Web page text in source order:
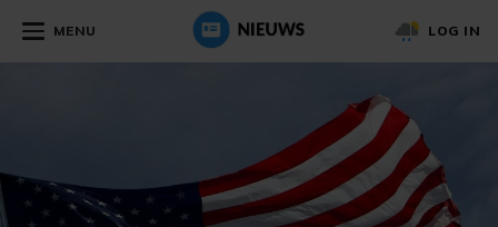
MENU LOG IN